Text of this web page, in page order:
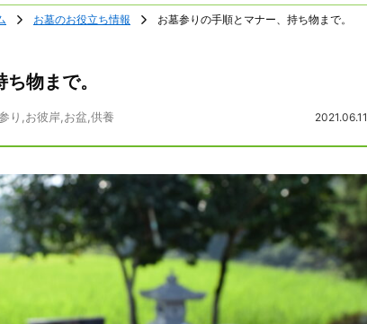
お墓のお役立ち情報 お墓参りの手順とマナー、持ち物まで。
物まで。
り お彼岸 お盆 供養 2021.06.11